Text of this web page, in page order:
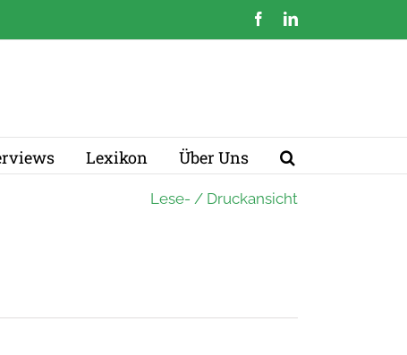
FacebookLinkedIn
Lexikon Über Uns
Lese- / Druckansicht